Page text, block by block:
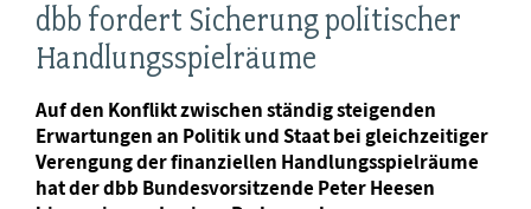
dbb fordert Sicherung politischer
Handlungsspielräume
Auf den Konflikt zwischen ständig steigenden
Erwartungen an Politik und Staat bei gleichzeitiger
Verengung der finanziellen Handlungsspielräume
hat der dbb Bundesvorsitzende Peter Heesen